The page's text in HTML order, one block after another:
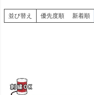
並び替え 優先度順 新着順